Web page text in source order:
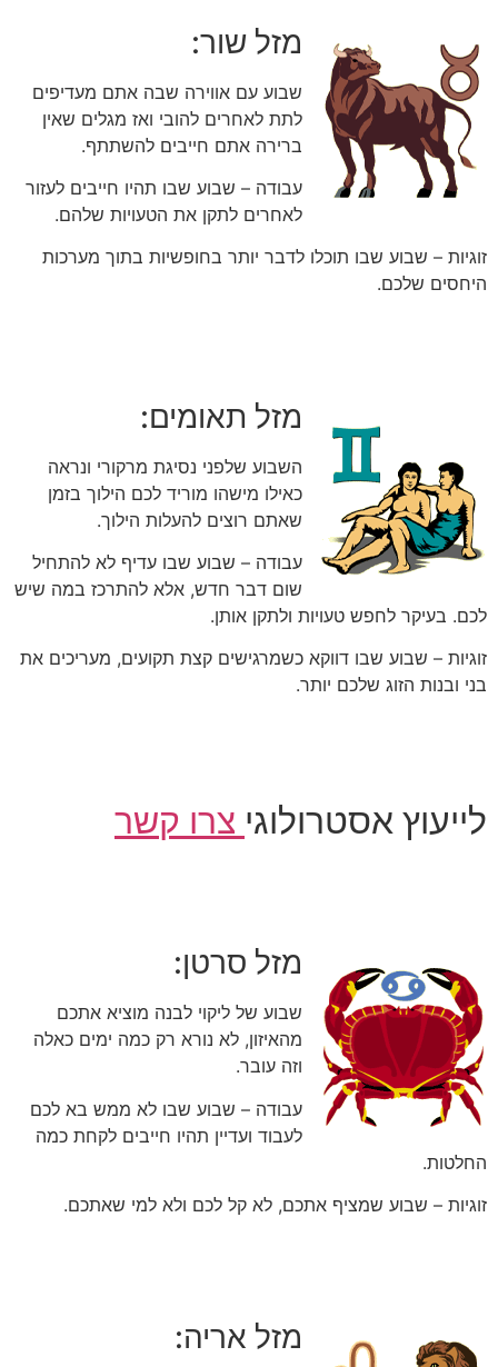
מזל שור:
שבוע עם אווירה שבה אתם מעדיפים
לתת לאחרים להובי ואז מגלים שאין
ברירה אתם חייבים להשתתף.
עבודה – שבוע שבו תהיו חייבים לעזור
לאחרים לתקן את הטעויות שלהם.
זוגיות – שבוע שבו תוכלו לדבר יותר בחופשיות בתוך מערכות
היחסים שלכם.
מזל תאומים:
השבוע שלפני נסיגת מרקורי ונראה
כאילו מישהו מוריד לכם הילוך בזמן
שאתם רוצים להעלות הילוך.
עבודה – שבוע שבו עדיף לא להתחיל
שום דבר חדש, אלא להתרכז במה שיש
לכם. בעיקר לחפש טעויות ולתקן אותן.
זוגיות – שבוע שבו דווקא כשמרגישים קצת תקועים, מעריכים את
בני ובנות הזוג שלכם יותר.
לייעוץ אסטרולוגי צרו קשר
מזל סרטן:
שבוע של ליקוי לבנה מוציא אתכם
מהאיזון, לא נורא רק כמה ימים כאלה
וזה עובר.
עבודה – שבוע שבו לא ממש בא לכם
לעבוד ועדיין תהיו חייבים לקחת כמה
החלטות.
זוגיות – שבוע שמציף אתכם, לא קל לכם ולא למי שאתכם.
מזל אריה: